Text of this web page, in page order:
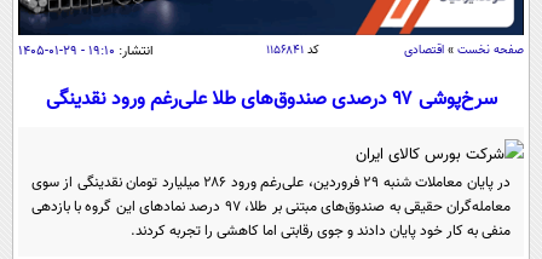
اقتصاد
اقتصادی
جامعه
حوادث
سلامت
بین الملل
سیاست خارجی
فرهنگ و هنر
صفحه نخست » اقتصادی کد۱۱۵۶۸۴۱ انتشار: ۱۹:۱۰ - ۲۹-۰۱-۱۴۰۵
سرخ‌پوشی ۹۷ درصدی صندوق‌های طلا علی‌رغم ورود نقدینگی
در پایان معاملات شنبه ۲۹ فروردین، علی‌رغم ورود ۲۸۶ میلیارد تومان نقدینگی از سوی
معامله‌گران حقیقی به صندوق‌های مبتنی بر طلا، ۹۷ درصد نمادهای این گروه با بازدهی
منفی به کار خود پایان دادند و جوی رقابتی اما کاهشی را تجربه کردند.